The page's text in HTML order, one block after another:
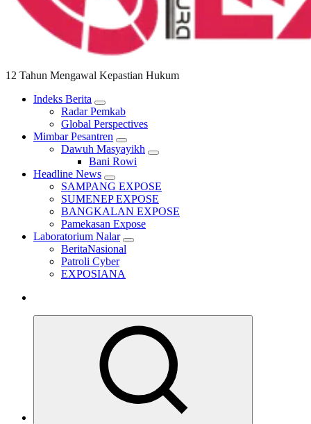
12 Tahun Mengawal Kepastian Hukum
Indeks Berita
Radar Pemkab
Global Perspectives
Mimbar Pesantren
Dawuh Masyayikh
Bani Rowi
Headline News
SAMPANG EXPOSE
SUMENEP EXPOSE
BANGKALAN EXPOSE
Pamekasan Expose
Laboratorium Nalar
BeritaNasional
Patroli Cyber
EXPOSIANA